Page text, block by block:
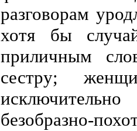
разговорам
хотя бы
приличным
сестру;
безобразно-